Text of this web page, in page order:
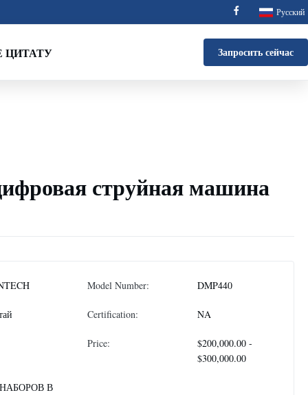
Русский
ЦИТАТУ Запросить сейчас
струйная машина
Model Number: DMP440
Certification: NA
Price:
$200,000.00 -
$300,000.00
НАБОРОВ В